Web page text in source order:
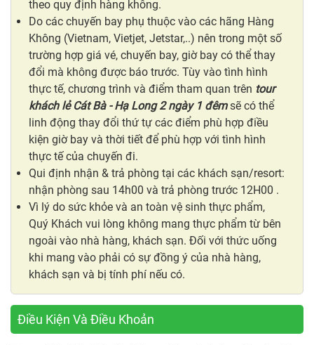
theo quy định hàng không.
Do các chuyến bay phụ thuộc vào các hãng Hàng
Không (Vietnam, Vietjet, Jetstar,..) nên trong một số
trường hợp giá vé, chuyến bay, giờ bay có thể thay
đổi mà không được báo trước. Tùy vào tình hình
thực tế, chương trình và điểm tham quan trên tour
khách lẻ Cát Bà - Hạ Long 2 ngày 1 đêmsẽ có thể
linh động thay đổi thứ tự các điểm phù hợp điều
kiện giờ bay và thời tiết để phù hợp với tình hình
thực tế của chuyến đi.
Qui định nhận & trả phòng tại các khách sạn/resort:
nhận phòng sau 14h00 và trả phòng trước 12H00 .
Vì lý do sức khỏe và an toàn vệ sinh thực phẩm,
Quý Khách vui lòng không mang thực phẩm từ bên
ngoài vào nhà hàng, khách sạn. Đối với thức uống
khi mang vào phải có sự đồng ý của nhà hàng,
khách sạn và bị tính phí nếu có.
Điều Kiện Và Điều Khoản